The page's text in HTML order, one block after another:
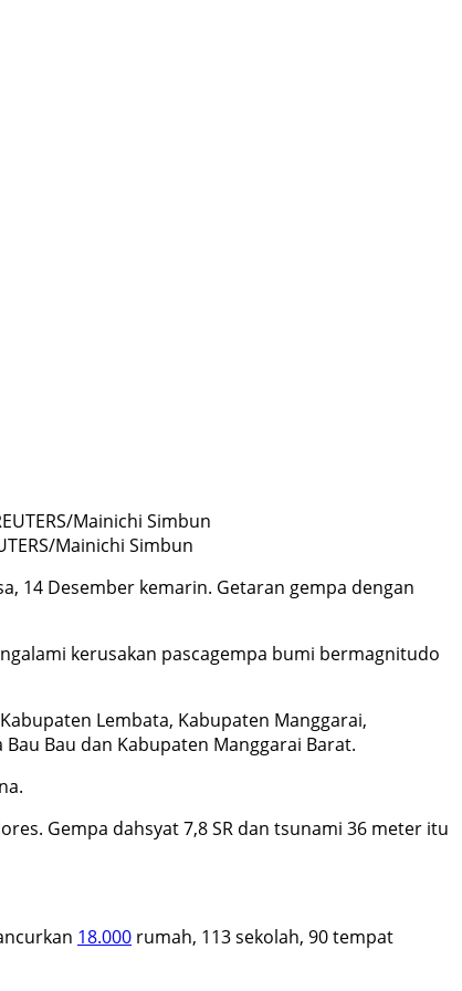
Mainichi Simbun
14 Desember kemarin. Getaran gempa dengan
kerusakan pascagempa bumi bermagnitudo
Lembata, Kabupaten Manggarai,
Bau dan Kabupaten Manggarai Barat.
Gempa dahsyat 7,8 SR dan tsunami 36 meter itu
18.000 rumah, 113 sekolah, 90 tempat